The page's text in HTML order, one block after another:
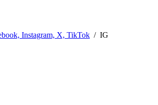
Instagram, X, TikTok IG